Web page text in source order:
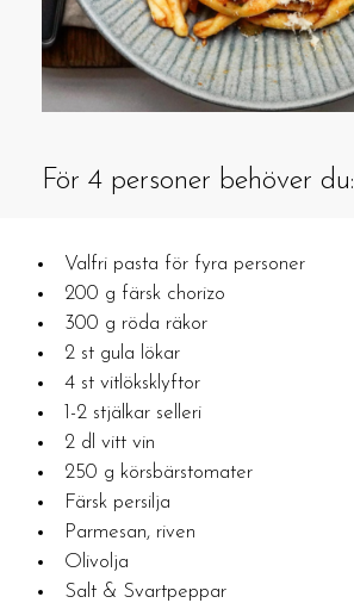
För 4 personer behöver du:
Valfri pasta för fyra personer
200 g färsk chorizo
300 g röda räkor
2 st gula lökar
4 st vitlöksklyftor
1-2 stjälkar selleri
2 dl vitt vin
250 g körsbärstomater
Färsk persilja
Parmesan, riven
Olivolja
Salt & Svartpeppar